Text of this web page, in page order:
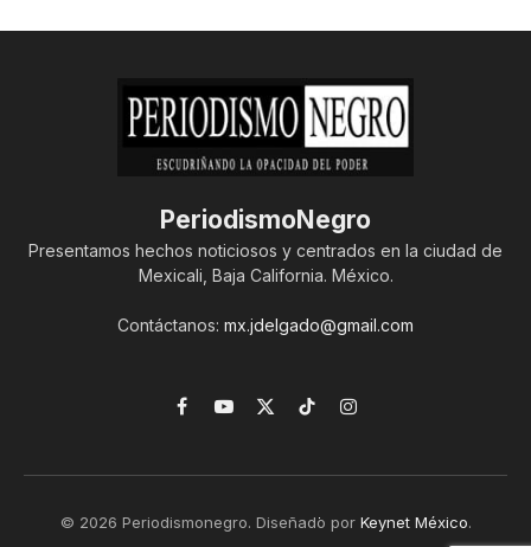
PeriodismoNegro
Presentamos hechos noticiosos y centrados en la ciudad de
Mexicali, Baja California. México.
Contáctanos: mx.jdelgado@gmail.com
Facebook
YouTube
X
TikTokInstagram
© 2026 Periodismonegro. Diseñado por Keynet México.